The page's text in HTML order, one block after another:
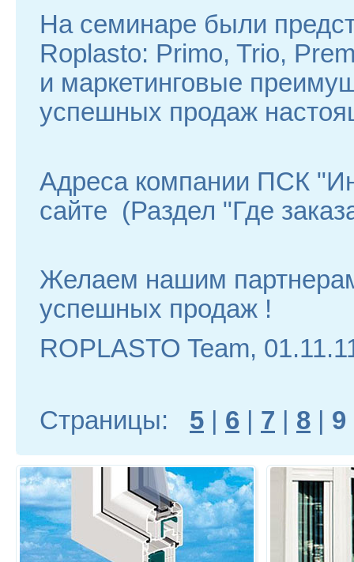
На семинаре были
Roplasto: Primo, Trio,
и маркетинговые
успешных продаж
Адреса компании ПСК
сайте (Раздел "Где
Желаем нашим
успешных продаж !
ROPLASTO Team,
Страницы: 5 | 6 | 7 | 8 | 9